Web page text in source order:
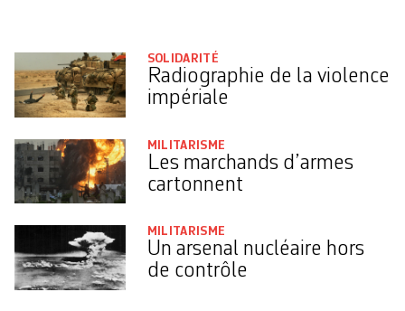
SOLIDARITÉ
Radiographie de la violence
impériale
MILITARISME
Les marchands d’armes
cartonnent
MILITARISME
Un arsenal nucléaire hors
de contrôle